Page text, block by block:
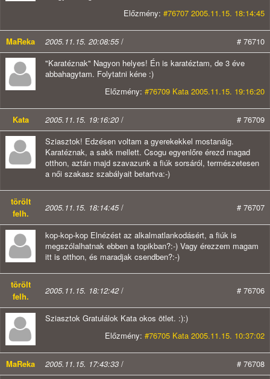
Előzmény: #76707 2005.11.15. 18:14:45
MaReka 2005.11.15. 20:08:55/
# 76710
"Karatéznak" Nagyon helyes! Én is karatéztam, de 3 éve
abbahagytam. Folytatni kéne :)
Előzmény: #76709 Kata 2005.11.15. 19:16:20
Kata 2005.11.15. 19:16:20 /
# 76709
Sziasztok! Edzésen voltam a gyerekekkel mostanáig.
Karatéznak, a sakk mellett. Csogu egyenlőre érezd magad
otthon, aztán majd szavazunk a fiúk sorsáról, természetesen
a női szakasz szabályait betartva:-)
törölt
felh.
2005.11.15. 18:14:45/ # 76707
kop-kop-kop Elnézést az alkalmatlankodásért, a fiúk is
megszólalhatnak ebben a topikban?:-) Vagy érezzem magam
itt is otthon, és maradjak csendben?:-)
törölt
felh.
2005.11.15. 18:12:42/ # 76706
Sziasztok Gratulálok Kata okos ötlet. :):)
Előzmény: #76705 Kata 2005.11.15. 10:37:02
MaReka 2005.11.15. 17:43:33 /
# 76708